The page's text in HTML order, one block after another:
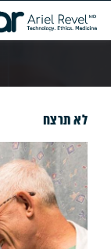
לא תרצח